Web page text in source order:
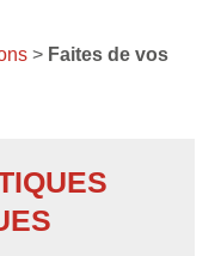
> Faites de vos